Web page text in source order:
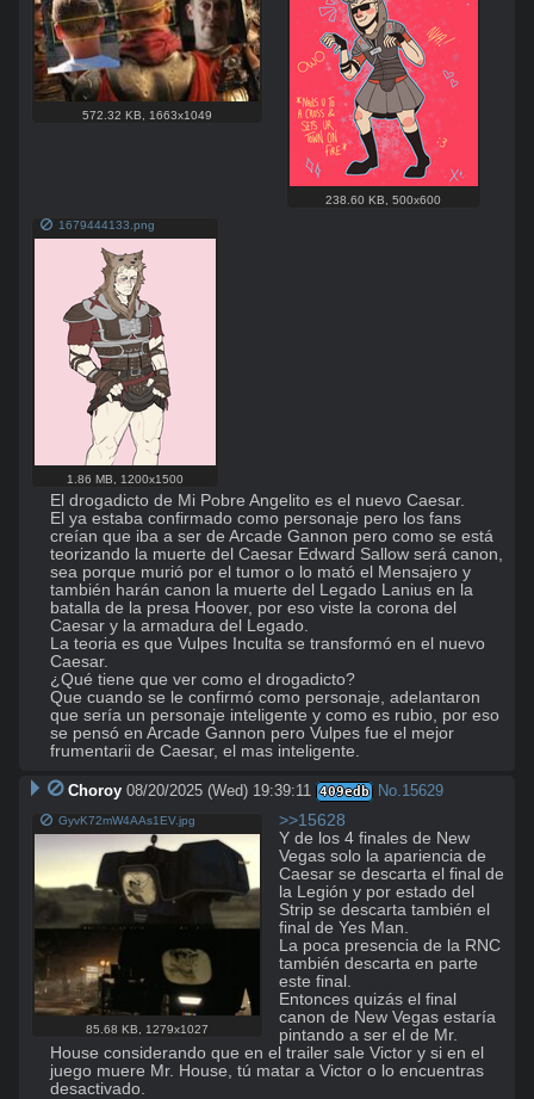
572.32 KB 1663x1049
238.60 KB ,500x600
1679444133.png
1.86 MB 1200x1500
El drogadicto de Mi Pobre Angelito es el nuevo Caesar.
El ya estaba confirmado como personaje pero los fans
creían que iba a ser de Arcade Gannon pero como se está
teorizando la muerte del Caesar Edward Sallow será canon,
sea porque murió por el tumor o lo mató el Mensajero y
también harán canon la muerte del Legado Lanius en la
batalla de la presa Hoover, por eso viste la corona del
Caesar y la armadura del Legado.
La teoria es que Vulpes Inculta se transformó en el nuevo
Caesar.
¿Qué tiene que ver como el drogadicto?
Que cuando se le confirmó como personaje, adelantaron
que sería un personaje inteligente y como es rubio, por eso
se pensó en Arcade Gannon pero Vulpes fue el mejor
frumentarii de Caesar, el mas inteligente.
Choroy 08/20/2025 (Wed) 19:39:11 409edb No. 15629
GyvK72mW4AAs1EV.jpg
85.68 KB 1279x1027
>>15628
Y de los 4 finales de New
Vegas solo la apariencia de
Caesar se descarta el final de
la Legión y por estado del
Strip se descarta también el
final de Yes Man.
La poca presencia de la RNC
también descarta en parte
este final.
Entonces quizás el final
canon de New Vegas estaría
pintando a ser el de Mr.
House considerando que en el trailer sale Victor y si en el
juego muere Mr. House, tú matar a Victor o lo encuentras
desactivado.